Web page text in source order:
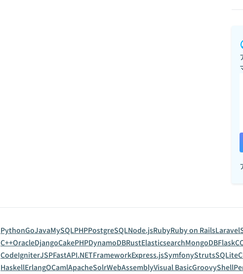
PythonGoJavaMySQLPHPPostgreSQLNode.jsRubyRuby on RailsLaravel
C++OracleDjangoCakePHPDynamoDBRustElasticsearchMongoDBFlaskC
CodeIgniterJSPFastAPI.NETFrameworkExpress.jsSymfonyStrutsSQLite
HaskellErlangOCamlApacheSolrWebAssemblyVisual BasicGroovyShell